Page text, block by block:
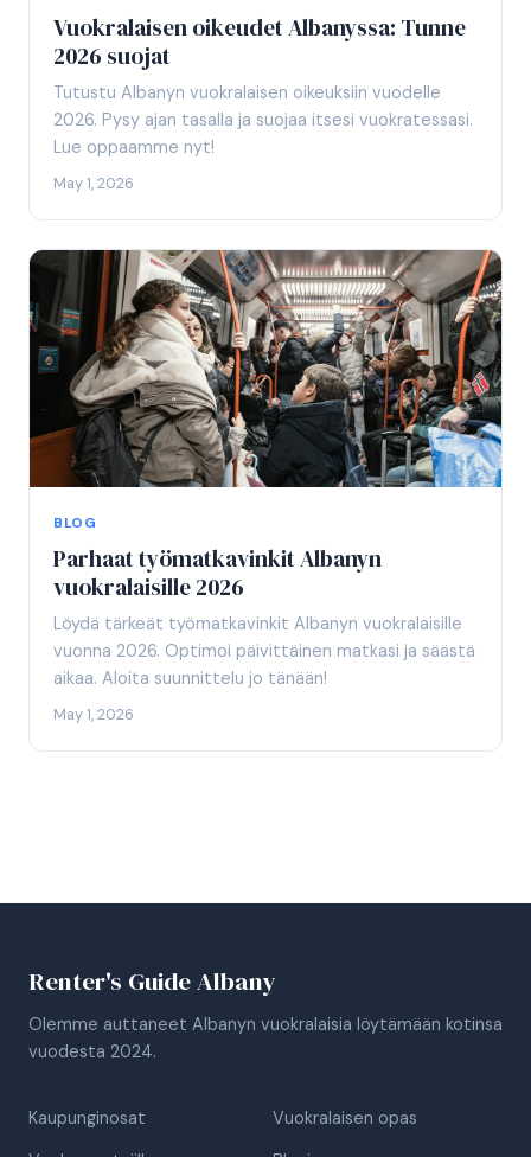
Vuokralaisen oikeudet Albanyssa: Tunne
2026 suojat
Tutustu Albanyn vuokralaisen oikeuksiin vuodelle
2026. Pysy ajan tasalla ja suojaa itsesi vuokratessasi.
Lue oppaamme nyt!
May 1, 2026
BLOG
Parhaat työmatkavinkit Albanyn
vuokralaisille 2026
Löydä tärkeät työmatkavinkit Albanyn vuokralaisille
vuonna 2026. Optimoi päivittäinen matkasi ja säästä
aikaa. Aloita suunnittelu jo tänään!
May 1, 2026
Renter's Guide Albany
Olemme auttaneet Albanyn vuokralaisia löytämään kotinsa
vuodesta 2024.
Kaupunginosat
Vuokralaisen opas